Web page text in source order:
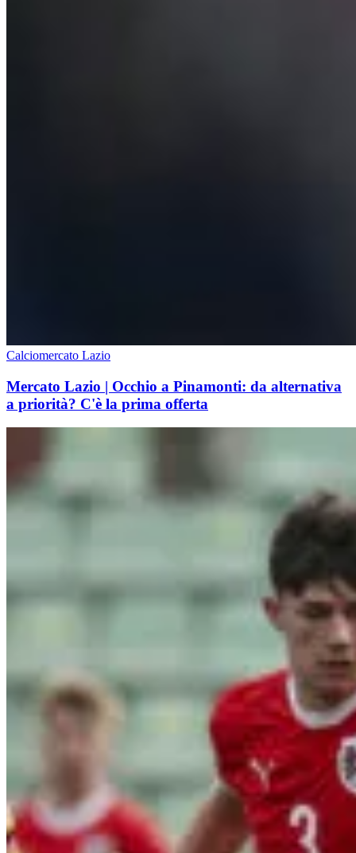
Calciomercato Lazio
Mercato Lazio | Occhio a Pinamonti: da alternativa
a priorità? C'è la prima offerta